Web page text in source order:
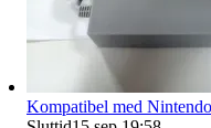
Kompatibel med